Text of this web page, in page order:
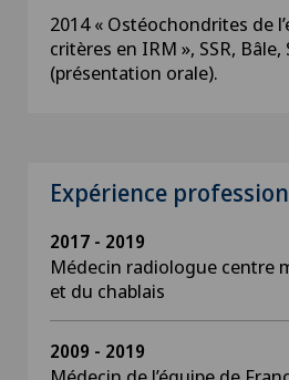
2014 « Ostéochondrites de
critères en IRM », SSR, Bâle,
(présentation orale).
Expérience
2017 - 2019
Médecin radiologue centre
et du chablais
2009 - 2019